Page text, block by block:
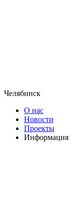
Челябинск
О нас
Новости
Проекты
Информация